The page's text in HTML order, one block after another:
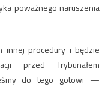
poważnego naruszenia
innej procedury i będzie
przed Trybunałem
do tego gotowi —